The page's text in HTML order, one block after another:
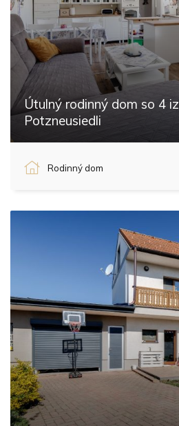
Útulný rodinný dom so 4
Potzneusiedli
Rodinný dom